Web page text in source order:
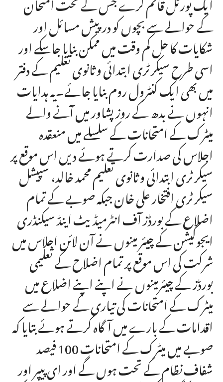
کے حوالے سے بچوں کو درپیش مسائل اور
شکایات کا حل کم وقت میں ممکن بنایا جاسکے اور
اسی طرح سیکرٹری ابتدائی و ثانوی تعلیم کے دفتر
میں بھی ایک کنٹرول روم بنایا جائے۔یہ ہدایات
انہوں نے بدھ کے روز پشاور میں آنے والے
میٹرک کے امتحانات کے سلسلے میں منعقدہ
اجلاس کی صدارت کرتے ہوئے دیں اس موقع پر
سیکرٹری ابتدائی و ثانوی تعلیم محمد خالد، سپیشل
سیکرٹری افتخار علی خان جبکہ صوبے کے تمام
اضلاع کے بورڈز آف انٹرمیڈیٹ اینڈ سیکنڈری
ایجوکیشن کے چیئر مینوں نے آن لائن اجلاس میں
شرکت کی اس موقع پر تمام اضلاح کے تعلیمی
بورڈز کے چیئرمینوں نے اپنے اپنے اضلاع میں
میٹرک کے امتحانات کی تیاری کے حوالے سے
اقدامات کے بارے میں آگاہ کرتے ہوئے بتایا کہ
صوبے میں میٹرک کے امتحانات 100 فیصد
شفاف نظام کے تحت ہوں گے اور ای پیپر اور